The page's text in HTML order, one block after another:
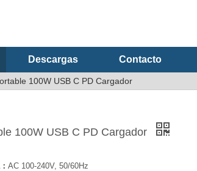
Descargas Contacto
100W USB C PD Cargador
100W USB C PD Cargador
AC 100-240V, 50/60Hz